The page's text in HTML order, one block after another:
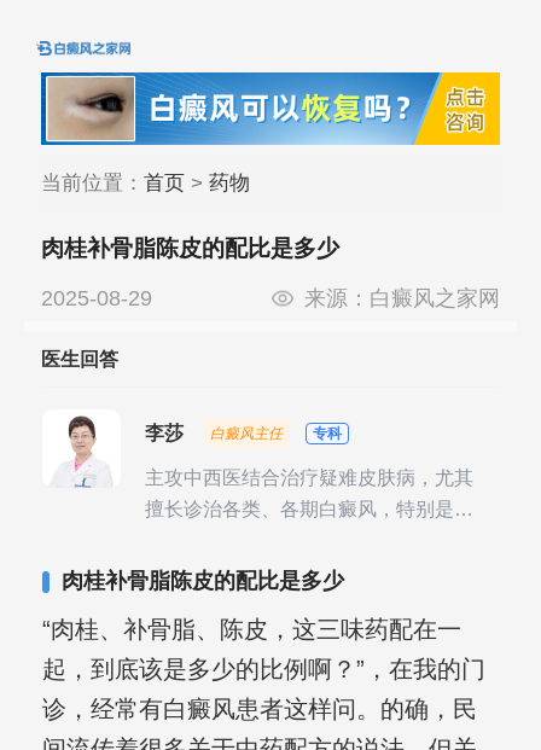
当前位置： 首页> 药物
肉桂补骨脂陈皮的配比是多少
2025-08-29 来源： 白癜风之家网
医生回答
李莎 白癜风主任 专科
主攻中西医结合治疗疑难皮肤病，尤其
擅长诊治各类、各期白癜风，特别是对
复发期;临床运用中医的辨证施治，理法
肉桂补骨脂陈皮的配比是多少
“肉桂、补骨脂、陈皮，这三味药配在一
起，到底该是多少的比例啊？”，在我的门
诊，经常有白癜风患者这样问。的确，民